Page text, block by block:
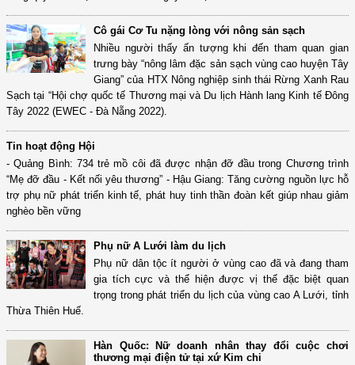
Cô gái Cơ Tu nặng lòng với nông sản sạch
Nhiều người thấy ấn tượng khi đến tham quan gian
trưng bày “nông lâm đặc sản sạch vùng cao huyện Tây
Giang” của HTX Nông nghiệp sinh thái Rừng Xanh Rau
Sạch tại “Hội chợ quốc tế Thương mại và Du lịch Hành lang Kinh tế Đông
Tây 2022 (EWEC - Đà Nẵng 2022).
Tin hoạt động Hội
- Quảng Bình: 734 trẻ mồ côi đã được nhận đỡ đầu trong Chương trình
“Mẹ đỡ đầu - Kết nối yêu thương” - Hậu Giang: Tăng cường nguồn lực hỗ
trợ phụ nữ phát triển kinh tế, phát huy tinh thần đoàn kết giúp nhau giảm
nghèo bền vững
Phụ nữ A Lưới làm du lịch
Phụ nữ dân tộc ít người ở vùng cao đã và đang tham
gia tích cực và thể hiện được vị thế đặc biệt quan
trọng trong phát triển du lịch của vùng cao A Lưới, tỉnh
Thừa Thiên Huế.
Hàn Quốc: Nữ doanh nhân thay đổi cuộc chơi
thương mại điện tử tại xứ Kim chi